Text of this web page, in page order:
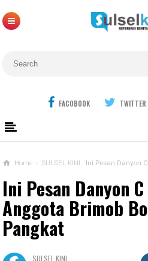
FACOBOOK TWITTER
Home › SULSEL KINI Ini Pesan Danyon C
Ini Pesan Danyon
Anggota Brimob
Pangkat
SULSEL KINI